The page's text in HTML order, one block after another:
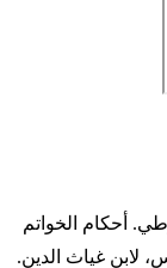
أحكام الخواتم
لابن غياث الدين.